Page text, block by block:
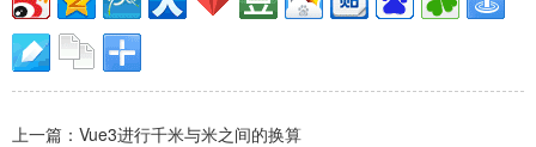
上一篇： Vue3进行千米与米之间的换算